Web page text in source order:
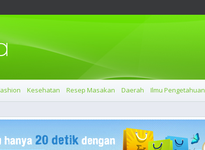
Kesehatan Resep Masakan Daerah Ilmu Pengetahuan